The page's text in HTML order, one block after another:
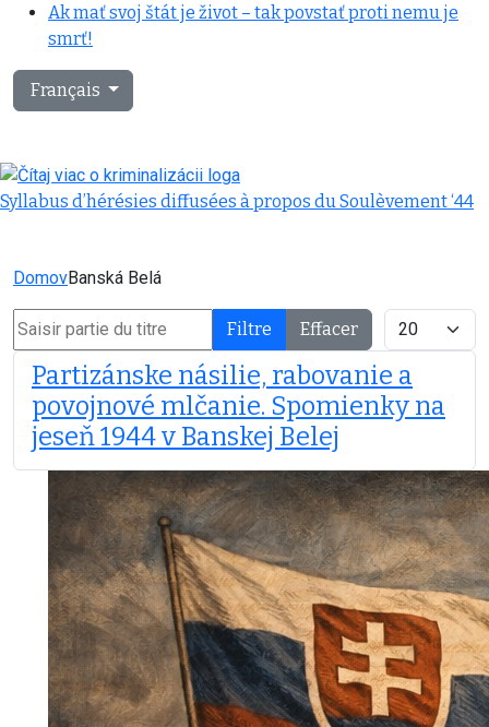
Ak mať svoj štát je život – tak povstať proti nemu je
smrť!
Sélectionnez votre langue
Français
Syllabus d’hérésies diffusées à propos du Soulèvement ‘44
DomovBanská Belá
Saisir partie du titre Filtre Effacer Afficher #
Partizánske násilie, rabovanie a
povojnové mlčanie. Spomienky na
jeseň 1944 v Banskej Belej